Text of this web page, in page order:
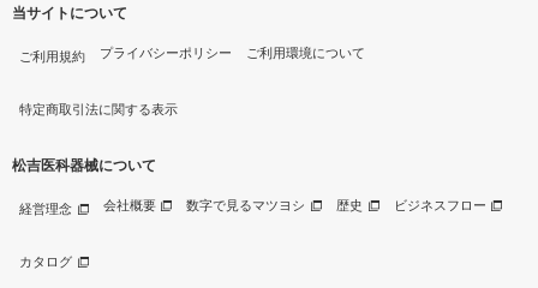
当サイトについて
ご利用規約 プライバシーポリシー ご利用環境について
特定商取引法に関する表示
松吉医科器械について
経営理念 会社概要 数字で見るマツヨシ 歴史 ビジネスフロー
カタログ